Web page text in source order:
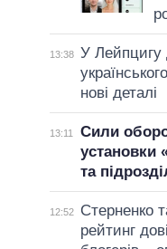
13:38 У Лейпцигу
нові деталі
13:11
Сили
установки
та
12:52
Стерненко
рейтинг